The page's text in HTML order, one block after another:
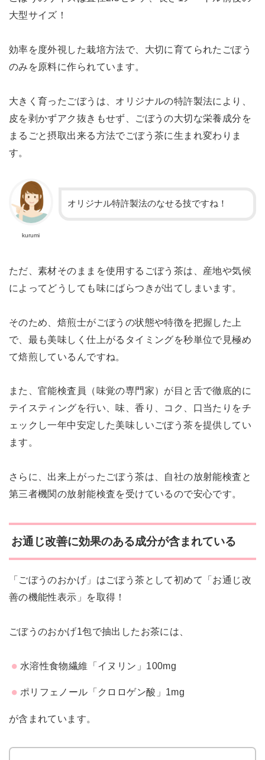
大型サイズ！
効率を度外視した栽培方法で、大切に育てられたごぼう
のみを原料に作られています。
大きく育ったごぼうは、オリジナルの特許製法により、
皮を剥かずアク抜きもせず、ごぼうの大切な栄養成分を
まるごと摂取出来る方法でごぼう茶に生まれ変わりま
す。
kurumi
オリジナル特許製法のなせる技ですね！
ただ、素材そのままを使用するごぼう茶は、産地や気候
によってどうしても味にばらつきが出てしまいます。
そのため、焙煎士がごぼうの状態や特徴を把握した上
で、最も美味しく仕上がるタイミングを秒単位で見極め
て焙煎しているんですね。
また、官能検査員（味覚の専門家）が目と舌で徹底的に
テイスティングを行い、味、香り、コク、口当たりをチ
ェックし一年中安定した美味しいごぼう茶を提供してい
ます。
さらに、出来上がったごぼう茶は、自社の放射能検査と
第三者機関の放射能検査を受けているので安心です。
お通じ改善に効果のある成分が含まれている
「ごぼうのおかげ」はごぼう茶として初めて「お通じ改
善の機能性表示」を取得！
ごぼうのおかげ1包で抽出したお茶には、
水溶性食物繊維「イヌリン」100mg
ポリフェノール「クロロゲン酸」1mg
が含まれています。